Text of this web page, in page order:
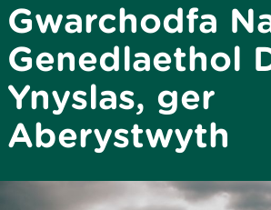
Gwarchodfa
Genedlaethol
Ynyslas, ger
Aberystwyth